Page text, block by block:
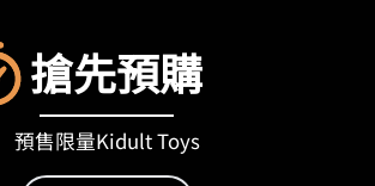
搶先預購
預售限量Kidult Toys